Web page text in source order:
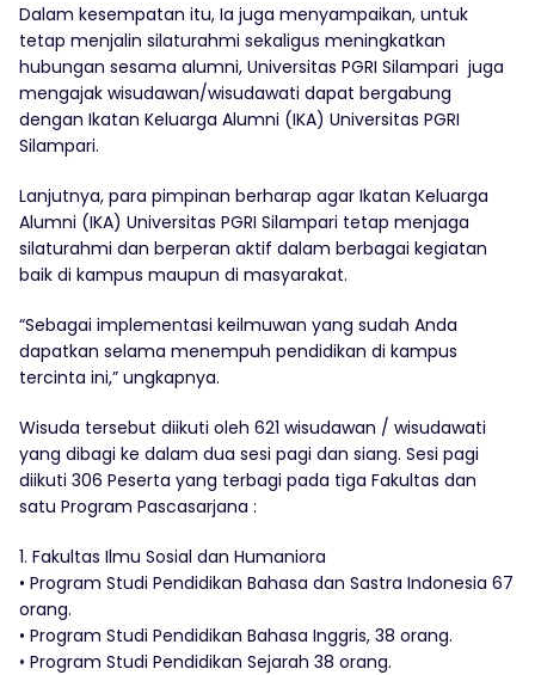
Dalam kesempatan itu, Ia juga menyampaikan, untuk
tetap menjalin silaturahmi sekaligus meningkatkan
hubungan sesama alumni, Universitas PGRI Silampari juga
mengajak wisudawan/wisudawati dapat bergabung
dengan Ikatan Keluarga Alumni (IKA) Universitas PGRI
Silampari.
Lanjutnya, para pimpinan berharap agar Ikatan Keluarga
Alumni (IKA) Universitas PGRI Silampari tetap menjaga
silaturahmi dan berperan aktif dalam berbagai kegiatan
baik di kampus maupun di masyarakat.
“Sebagai implementasi keilmuwan yang sudah Anda
dapatkan selama menempuh pendidikan di kampus
tercinta ini,” ungkapnya.
Wisuda tersebut diikuti oleh 621 wisudawan / wisudawati
yang dibagi ke dalam dua sesi pagi dan siang. Sesi pagi
diikuti 306 Peserta yang terbagi pada tiga Fakultas dan
satu Program Pascasarjana :
1. Fakultas Ilmu Sosial dan Humaniora
• Program Studi Pendidikan Bahasa dan Sastra Indonesia 67
orang.
• Program Studi Pendidikan Bahasa Inggris, 38 orang.
• Program Studi Pendidikan Sejarah 38 orang.